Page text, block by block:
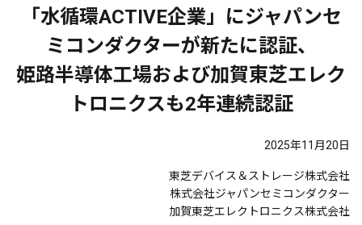
「水循環ACTIVE企業」にジャパンセ
ミコンダクターが新たに認証、
姫路半導体工場および加賀東芝エレク
トロニクスも2年連続認証
2025年11月20日
東芝デバイス＆ストレージ株式会社
株式会社ジャパンセミコンダクター
加賀東芝エレクトロニクス株式会社